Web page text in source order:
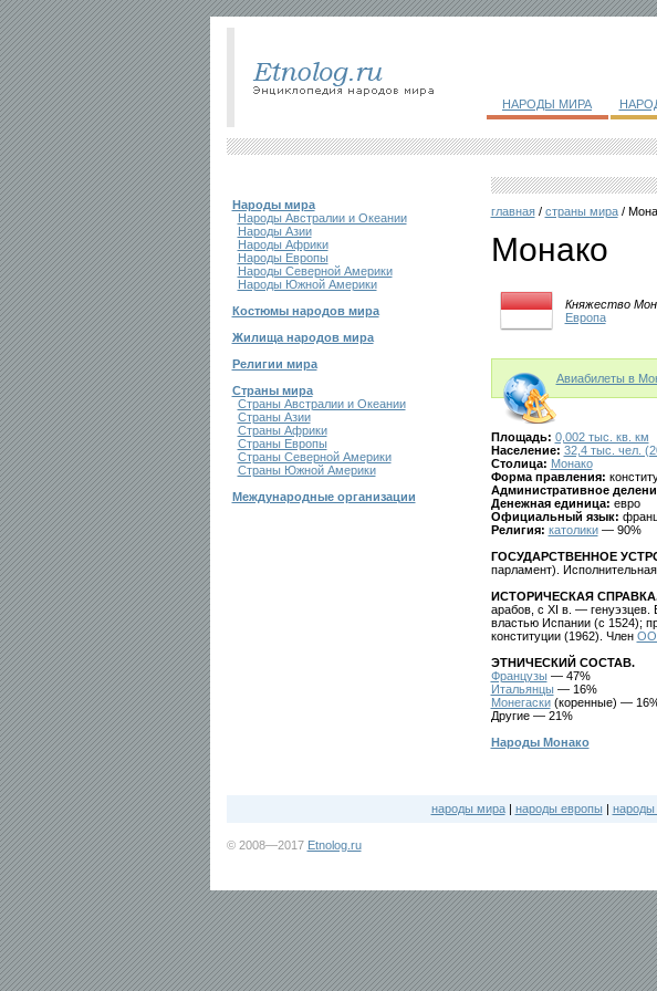
НАРОДЫ МИРА
Народы мира
Народы Австралии и Океании
Народы Азии
Народы Африки
Народы Европы
Народы Северной Америки
Народы Южной Америки
Костюмы народов мира
Жилища народов мира
Религии мира
Страны мира
Страны Австралии и Океании
Страны Азии
Страны Африки
Страны Европы
Страны Северной Америки
Страны Южной Америки
Международные организации
главная/ страны мира/
Монако
Княжество
Европа
Авиабилеты в
Площадь: 0,002 тыс. кв. км
Население: 32,4 тыс. чел.
Столица: Монако
Форма правления:
Административное
Денежная единица: евро
Официальный язык:
Религия: католики— 90%
ГОСУДАРСТВЕННОЕ
парламент).
ИСТОРИЧЕСКАЯ
арабов, с XI в. — генуэзцев.
властью Испании (с 1524);
конституции (1962). Член
ЭТНИЧЕСКИЙ СОСТАВ.
Французы— 47%
Итальянцы— 16%
Монегаски(коренные) —
Другие — 21%
Народы Монако
народы мира| народы европы | народы
© 2008—2017 Etnolog.ru